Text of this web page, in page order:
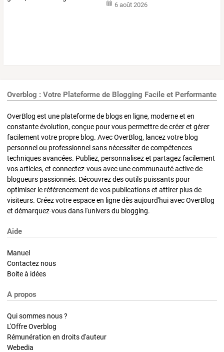
6 août 2026
Overblog : Votre Plateforme de Blogging Facile et Performante
OverBlog est une plateforme de blogs en ligne, moderne et en
constante évolution, conçue pour vous permettre de créer et gérer
facilement votre propre blog. Avec OverBlog, lancez votre blog
personnel ou professionnel sans nécessiter de compétences
techniques avancées. Publiez, personnalisez et partagez facilement
vos articles, et connectez-vous avec une communauté active de
blogueurs passionnés. Découvrez des outils puissants pour
optimiser le référencement de vos publications et attirer plus de
visiteurs. Créez votre espace en ligne dès aujourd'hui avec OverBlog
et démarquez-vous dans l'univers du blogging.
Aide
Manuel
Contactez nous
Boite à idées
A propos
Qui sommes nous ?
L'Offre Overblog
Rémunération en droits d'auteur
Webedia